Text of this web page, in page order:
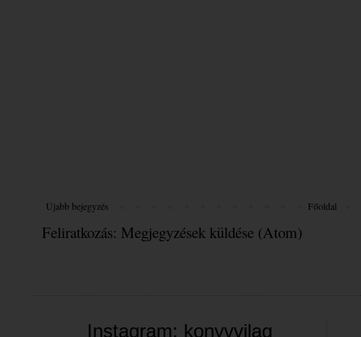
Újabb bejegyzés Főoldal
Feliratkozás: Megjegyzések küldése (Atom)
Instagram: konyvvilag_